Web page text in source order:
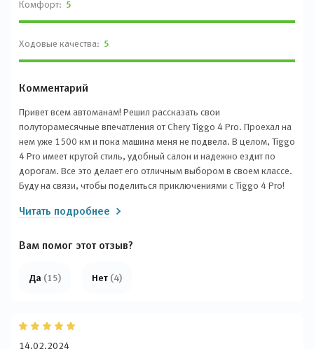
Комфорт: 5
Ходовые качества: 5
Комментарий
Привет всем автоманам! Решил рассказать свои
полуторамесячные впечатления от Chery Tiggo 4 Pro. Проехал на
нем уже 1500 км и пока машина меня не подвела. В целом, Tiggo
4 Pro имеет крутой стиль, удобный салон и надежно ездит по
дорогам. Все это делает его отличным выбором в своем классе.
Буду на связи, чтобы поделиться приключениями с Tiggo 4 Pro!
Читать подробнее
Вам помог этот отзыв?
Да (15) Нет (4)
14.02.2024